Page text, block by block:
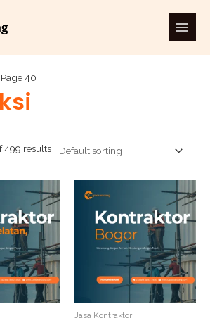
Main
40
499 results
Jasa Kontraktor